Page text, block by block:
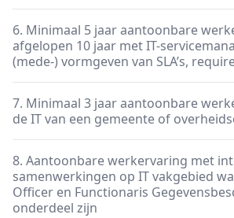
6. Minimaal 5 jaar aantoonbare
afgelopen 10 jaar met IT-
(mede-) vormgeven van SLA’s,
7. Minimaal 3 jaar aantoonbare
de IT van een gemeente of
8. Aantoonbare werkervaring met
samenwerkingen op IT vakgebied
Officer en Functionaris
onderdeel zijn